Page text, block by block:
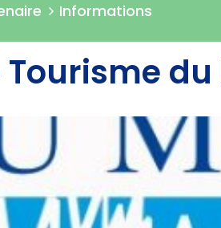
Informations
Tourisme